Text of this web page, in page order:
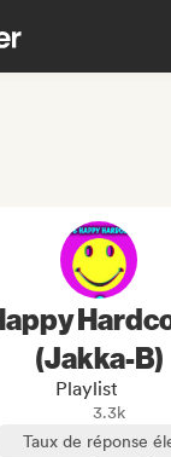
(Jakka-B)
Playlist
3.3k
Taux de réponse